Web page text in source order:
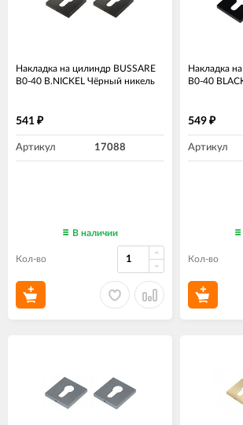
Накладка на цилиндр BUSSARE
B0-40 B.NICKEL Чёрный никель
541 ₽
Артикул 17088
В наличии
Кол-во
Накладка
B0-40
549 ₽
Артикул
Кол-во